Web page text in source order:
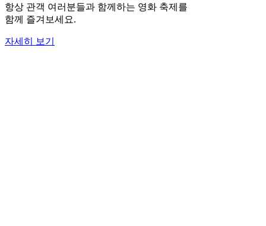
항상 관객 여러분들과 함께하는 영화 축제를
함께 즐겨보세요.
자세히 보기